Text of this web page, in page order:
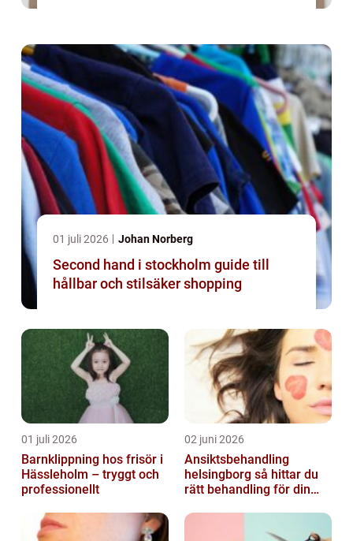
01 juli 2026 Johan Norberg
Second hand i stockholm guide till
hållbar och stilsäker shopping
01 juli 2026
Barnklippning hos frisör i
Hässleholm – tryggt och
professionellt
02 juni 2026
Ansiktsbehandling
helsingborg så hittar du
rätt behandling för din